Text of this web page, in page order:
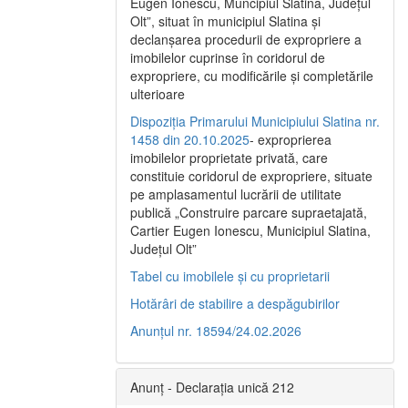
Olt”, situat în municipiul Slatina şi
declanşarea procedurii de expropriere a
imobilelor cuprinse în coridorul de
expropriere, cu modificările şi completările
ulterioare
Dispoziția Primarului Municipiului Slatina nr.
1458 din 20.10.2025- exproprierea
imobilelor proprietate privată, care
constituie coridorul de expropriere, situate
pe amplasamentul lucrării de utilitate
publică „Construire parcare supraetajată,
Cartier Eugen Ionescu, Municipiul Slatina,
Județul Olt”
Tabel cu imobilele și cu proprietarii
Hotărâri de stabilire a despăgubirilor
Anunțul nr. 18594/24.02.2026
Anunț - Declarația unică 212